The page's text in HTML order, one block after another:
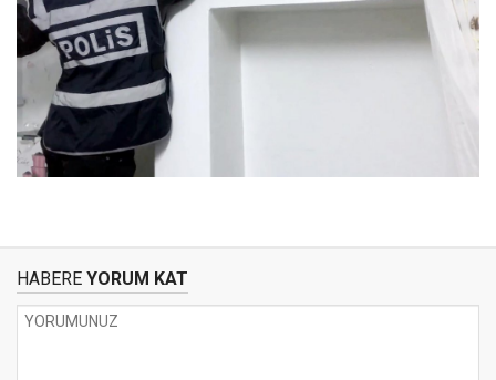
HABERE YORUM KAT